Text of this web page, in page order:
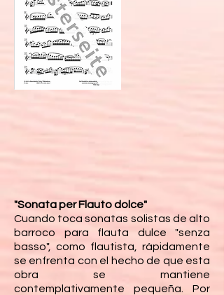
"Sonata per Flauto dolce"
Cuando toca sonatas solistas de alto
barroco para flauta dulce "senza
basso", como flautista, rápidamente
se enfrenta con el hecho de que esta
obra se mantiene
contemplativamente pequeña. Por